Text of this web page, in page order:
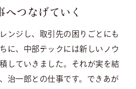
へつなげていく
ンジし、取引先の困りごとにも
に、中部テックには新しいノウ
していきました。それが実を結
治一郎との仕事です。できあが